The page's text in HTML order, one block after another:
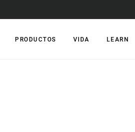
PRODUCTOS VIDA LEARN